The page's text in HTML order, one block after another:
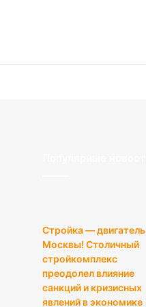
Стройка — двигатель
Москвы! Столичный
стройкомплекс
преодолел влияние
санкций и кризисных
явлений в экономике